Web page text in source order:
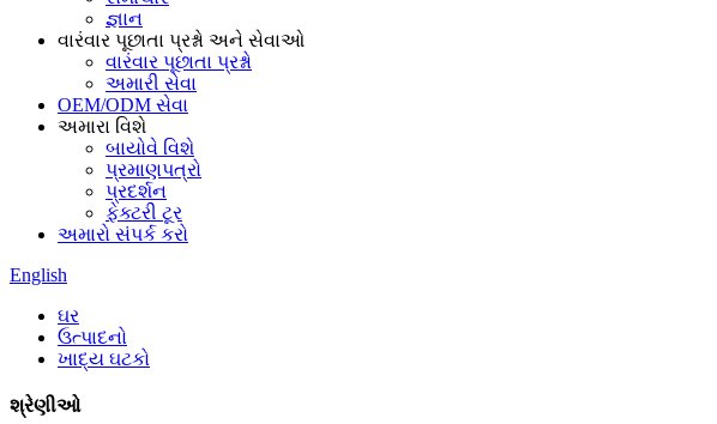
જ્ઞાન
વારંવાર પૂછાતા પ્રશ્નો અને સેવાઓ
વારંવાર પૂછાતા પ્રશ્નો
અમારી સેવા
OEM/ODM સેવા
અમારા વિશે
બાયોવે વિશે
પ્રમાણપત્રો
પ્રદર્શન
ફેક્ટરી ટૂર
અમારો સંપર્ક કરો
English
ઘર
ઉત્પાદનો
ખાદ્ય ઘટકો
શ્રેણીઓ